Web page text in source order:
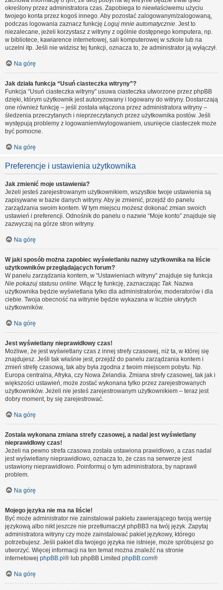
określony przez administratora czas. Zapobiega to niewłaściwemu użyciu
twojego konta przez kogoś innego. Aby pozostać zalogowanym/zalogowaną,
podczas logowania zaznacz funkcję Loguj mnie automatycznie. Jest to
niezalecane, jeżeli korzystasz z witryny z ogólnie dostępnego komputera, np.
w bibliotece, kawiarence internetowej, sali komputerowej w szkole lub na
uczelni itp. Jeśli nie widzisz tej funkcji, oznacza to, że administrator ją wyłączył.
Na górę
Jak działa funkcja “Usuń ciasteczka witryny”?
Funkcja “Usuń ciasteczka witryny” usuwa ciasteczka utworzone przez phpBB
dzięki, którym użytkownik jest autoryzowany i logowany do witryny. Dostarczają
one również funkcję – jeśli została włączona przez administratora witryny –
śledzenia przeczytanych i nieprzeczytanych przez użytkownika postów. Jeśli
występują problemy z logowaniem/wylogowaniem, usunięcie ciasteczek może
być pomocne.
Na górę
Preferencje i ustawienia użytkownika
Jak zmienić moje ustawienia?
Jeżeli jesteś zarejestrowanym użytkownikiem, wszystkie twoje ustawienia są
zapisywane w bazie danych witryny. Aby je zmienić, przejdź do panelu
zarządzania swoim kontem. W tym miejscu możesz dokonać zmian swoich
ustawień i preferencji. Odnośnik do panelu o nazwie “Moje konto” znajduje się
zazwyczaj na górze stron witryny.
Na górę
W jaki sposób można zapobiec wyświetlaniu nazwy użytkownika na liście
użytkowników przeglądających forum?
W panelu zarządzania kontem, w “Ustawieniach witryny” znajduje się funkcja
Nie pokazuj statusu online. Włącz tę funkcję, zaznaczając Tak. Nazwa
użytkownika będzie wyświetlana tylko dla administratorów, moderatorów i dla
ciebie. Twoja obecność na witrynie będzie wykazana w liczbie ukrytych
użytkowników.
Na górę
Jest wyświetlany nieprawidłowy czas!
Możliwe, że jest wyświetlany czas z innej strefy czasowej, niż ta, w której się
znajdujesz. Jeśli tak właśnie jest, przejdź do panelu zarządzania kontem i
zmień strefę czasową, tak aby była zgodna z twoim miejscem pobytu. Np.
Europa centralna, Afryka, czy Nowa Zelandia. Zmiana strefy czasowej, tak jak i
większości ustawień, może zostać wykonana tylko przez zarejestrowanych
użytkowników. Jeżeli nie jesteś zarejestrowanym użytkownikiem – teraz jest
dobry moment, by się zarejestrować.
Na górę
Została wykonana zmiana strefy czasowej, a nadal jest wyświetlany
nieprawidłowy czas!
Jeżeli na pewno strefa czasowa została ustawiona prawidłowo, a czas nadal
jest wyświetlany nieprawidłowo, oznacza to, że czas na serwerze jest
ustawiony nieprawidłowo. Poinformuj o tym administratora, by naprawił
problem.
Na górę
Mojego języka nie ma na liście!
Być może administrator nie zainstalował pakietu zawierającego twoją wersję
językową albo nikt jeszcze nie przetłumaczył phpBB3 na twój język. Zapytaj
administratora witryny czy może zainstalować pakiet językowy, którego
potrzebujesz. Jeśli pakiet dla twojego języka nie istnieje, może spróbujesz go
utworzyć. Więcej informacji na ten temat można znaleźć na stronie
internetowej phpBB.pl ® lub phpBB Limited phpBB.com®
Na górę